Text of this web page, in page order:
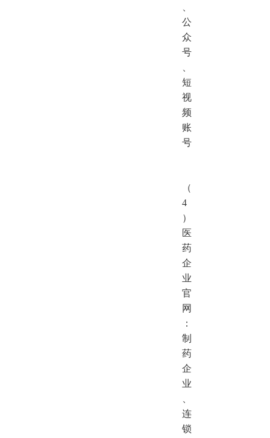
公
众
号
短
视
频
账
号
（
4
）
医
药
企
业
官
网
：
制
药
企
业
连
锁